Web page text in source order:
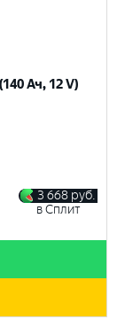
Ач, 12 V)
3 668 руб.
в Сплит